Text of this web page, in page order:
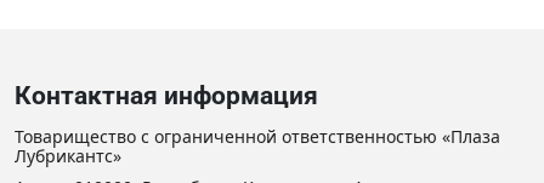
Контактная информация
Товарищество с ограниченной ответственностью «Плаза
Лубрикантс»